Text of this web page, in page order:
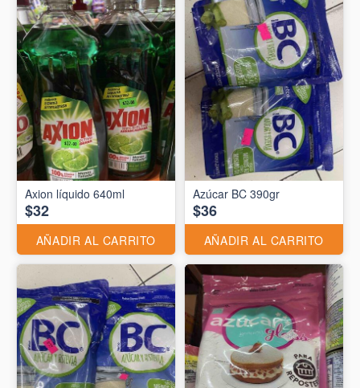
Axion líquido 640ml
$32
AÑADIR AL CARRITO
Azúcar BC 390gr
$36
AÑADIR AL CARRITO